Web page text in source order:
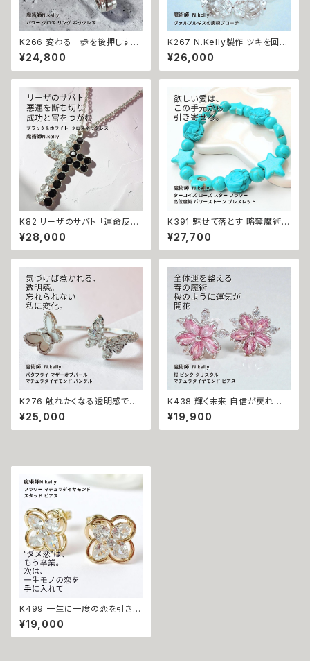
K266 変わる一歩を後押しする
【強力な引き寄せ】アフロディテ
の神秘パワー クロス リング ネ
ックレス｜復縁・片思い成就 N.
結び 魅力アップ エネルギー 魅
力 魔力 魔術 白魔術 願い 叶う
結び 開運 強運 本物 パワースト
ーン お守り 強力 男女兼用
¥24,800
K267 N.Kelly製作 ツキを回復
開運召致 幸運を手繰り寄せる
バタフライ サークル スモーキー
カラー ブローチ 好転させる ヴ
運 財運 魅力アップ エネルギー
魅力 魔力 魔術 白魔術 クリスタ
ルガラス 蝶々 開運 強運 本物
パワーストーン お守り 強力
¥26,000
K82 リーザのサバト 「運命反転
のクロス」悪運を断ち切り成功
と富をつかむ 金運上昇 キャリア
アップ マチュラダイヤモンド ク
十字架 魔術 白魔術 運気アップ
おまもり おまじない 魔術 本物
強力 白魔術 占い 願いが叶う
¥28,000
K391 魅せて落とす 略奪魔術
ターコイズ ローズ スター フラワ
ー 高位魔術 パワーストーン ブ
レスレット N.kelly製作 天然石
結び 独占 白魔術 魔術 アクセサ
リー 数珠 成功 占い イギリス 魔
女 魔法
¥27,700
K276 触れたくなる透明感で惹
き寄せる 忘れられない魅力を纏
う バタフライ マザーオブパール
マチュラダイヤモンド バングル
成就 片思い 引き寄せ 縁結び
¥25,000
K438 輝く未来 自信が戻れば、
流れが変わる 運気を底上げ チ
ェリーブロッサム さくら クリスタ
ル マチュラダイヤモンド 桜 スタ
¥19,900
K499 一生に一度の恋を引き寄
せる ダメ恋脱却 魔術 フラワー
マチュラダイヤモンド スタッド ピ
アス 引き寄せ N.kelly制作 恋
¥19,000